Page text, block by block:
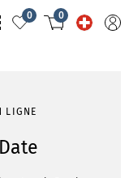
0 0
LIGNE